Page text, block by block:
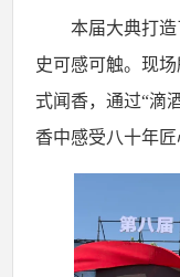
本届大典打
史可感可触。现
式闻香，通过“滴
香中感受八十年匠